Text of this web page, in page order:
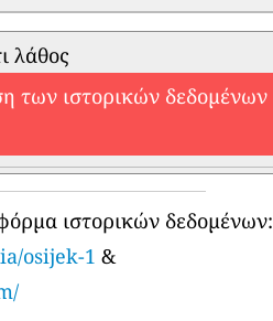
λάθος
των ιστορικών δεδομένων
ιστορικών δεδομένων:
osijek-1 &